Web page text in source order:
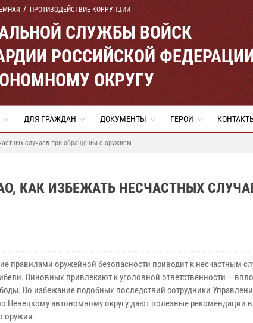
ПРОТИВОДЕЙСТВИЕ КОРРУПЦИИ
СЛУЖБЫ ВОЙСК
РОССИЙСКОЙ
ОКРУГУ
ДЛЯ ГРАЖДАН ДОКУМЕНТЫ ГЕРОИ
случаев при обращении с оружием
КАК ИЗБЕЖАТЬ НЕСЧАСТНЫХ
правилами оружейной безопасности приводит к несчастным
Виновных привлекают к уголовной ответственности –
Во избежание подобных последствий сотрудники
Ненецкому автономному округу дают полезные рекомендации
оружия.